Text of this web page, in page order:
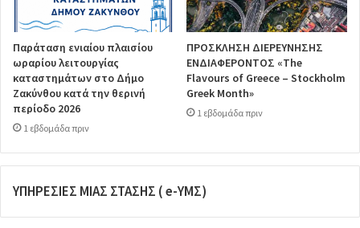
Παράταση ενιαίου πλαισίου
ωραρίου λειτουργίας
καταστημάτων στο Δήμο
Ζακύνθου κατά την θερινή
περίοδο 2026
1 εβδομάδα πριν
ΠΡΟΣΚΛΗΣΗ ΔΙΕΡΕΥΝΗΣΗΣ
ΕΝΔΙΑΦΕΡΟΝΤΟΣ «The
Flavours of Greece – Stockholm
Greek Month»
1 εβδομάδα πριν
ΥΠΗΡΕΣΙΕΣ ΜΙΑΣ ΣΤΑΣΗΣ ( e-ΥΜΣ)